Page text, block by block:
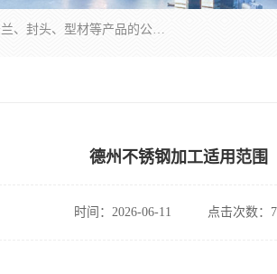
山东华钰金属材料有限公司是一家经营各种不锈钢管材、板材、圆钢、法兰、封头、型材等产品的公司；主营产品有：不锈钢管，激光切割，管件标准件，不锈钢圆钢，不锈钢人孔，不锈钢亮管，不锈钢角钢，不锈钢加工，不锈钢管子，不锈钢工业方管，不锈钢封头，不锈钢法兰，不锈钢阀门，不锈钢槽钢，不锈钢扁钢，不锈钢板等；可为客户制作各种规格的型材及不锈钢配件、非标准件及各种容器具等，能满足客户的不同采购要求。
德州不锈钢加工适用范围
时间：2026-06-11 点击次数：